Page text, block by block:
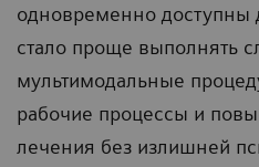
одновременно доступны
стало проще выполнять
мультимодальные
рабочие процессы и
лечения без излишней